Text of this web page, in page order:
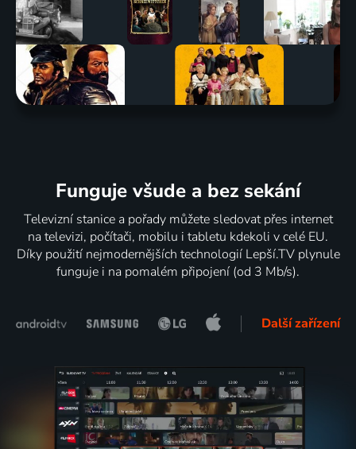
Funguje všude a bez sekání
Televizní stanice a pořady můžete sledovat přes internet
na televizi, počítači, mobilu i tabletu kdekoli v celé EU.
Díky použití nejmodernějších technologií Lepší.TV plynule
funguje i na pomalém připojení (od 3 Mb/s).
Další zařízení